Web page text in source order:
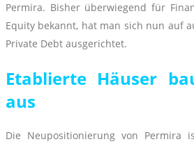
Permira. Bisher überwiegend für
Equity bekannt, hat man sich nun auf
Private Debt ausgerichtet.
Etablierte Häuser
aus
Die Neupositionierung von Permira